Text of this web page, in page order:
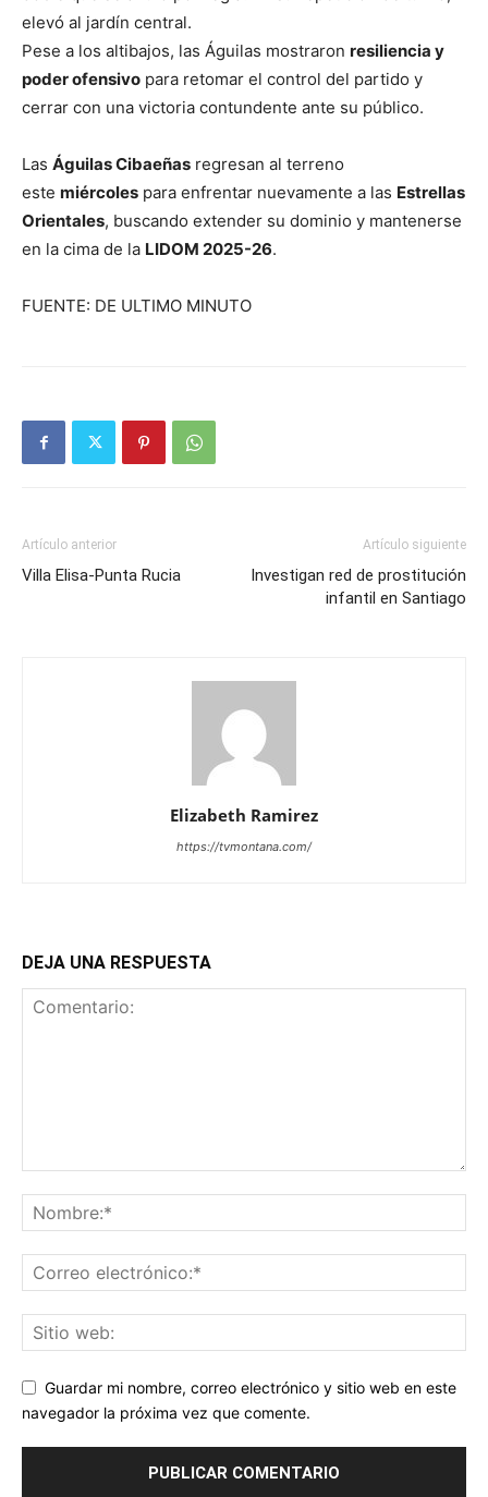
elevó al jardín central.
Pese a los altibajos, las Águilas mostraron resiliencia y
poder ofensivo para retomar el control del partido y
cerrar con una victoria contundente ante su público.
Las Águilas Cibaeñas regresan al terreno
este miércoles para enfrentar nuevamente a las Estrellas
Orientales, buscando extender su dominio y mantenerse
en la cima de la LIDOM 2025-26.
FUENTE: DE ULTIMO MINUTO
Artículo anterior
Villa Elisa-Punta Rucia
Artículo siguiente
Investigan red de prostitución
infantil en Santiago
Elizabeth Ramirez
https://tvmontana.com/
DEJA UNA RESPUESTA
Guardar mi nombre, correo electrónico y sitio web en este
navegador la próxima vez que comente.